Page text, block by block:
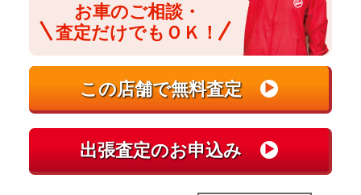
お車のご相談・
査定だけでもＯＫ！